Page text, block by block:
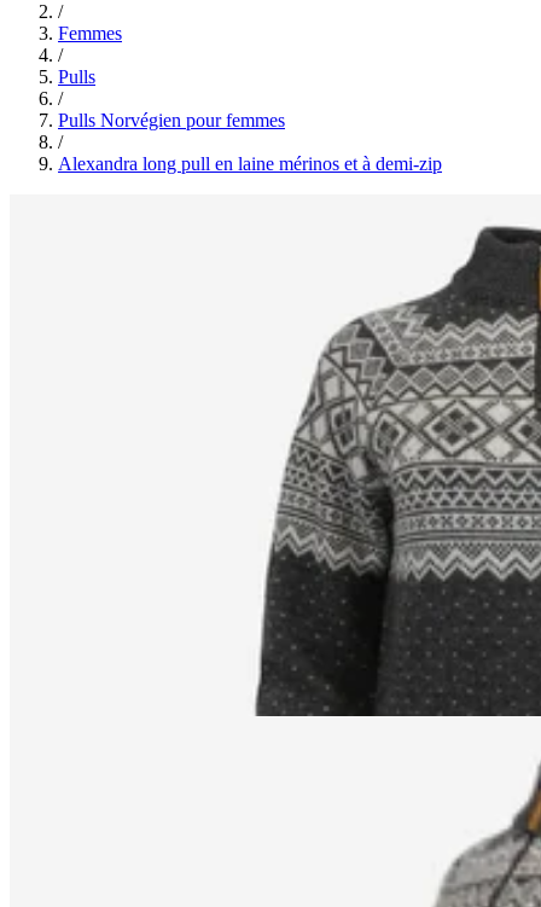
/
Femmes
/
Pulls
/
Pulls Norvégien pour femmes
/
Alexandra long pull en laine mérinos et à demi-zip